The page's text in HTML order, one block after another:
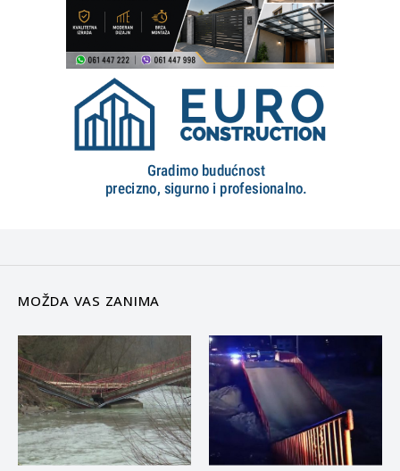
MOŽDA VAS ZANIMA